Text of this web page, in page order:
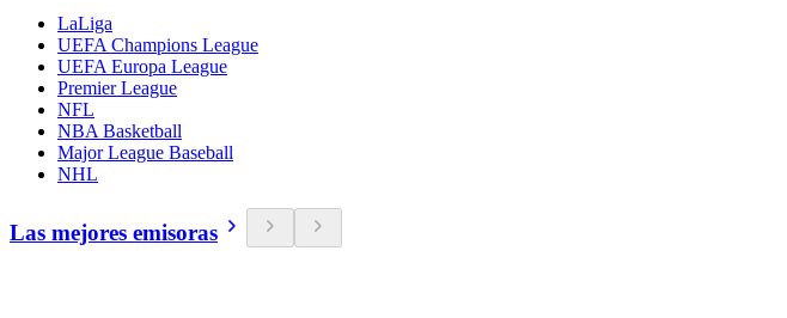
LaLiga
UEFA Champions League
UEFA Europa League
Premier League
NFL
NBA Basketball
Major League Baseball
NHL
Las mejores emisoras